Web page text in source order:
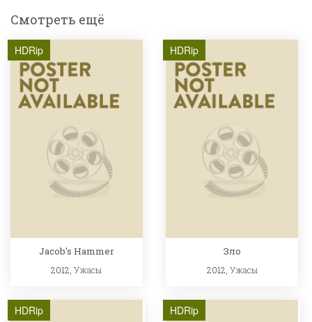
Смотреть ещё
HDRip
Jacob's Hammer
2012,Ужасы
HDRip
Зло
2012, Ужасы
HDRip HDRip